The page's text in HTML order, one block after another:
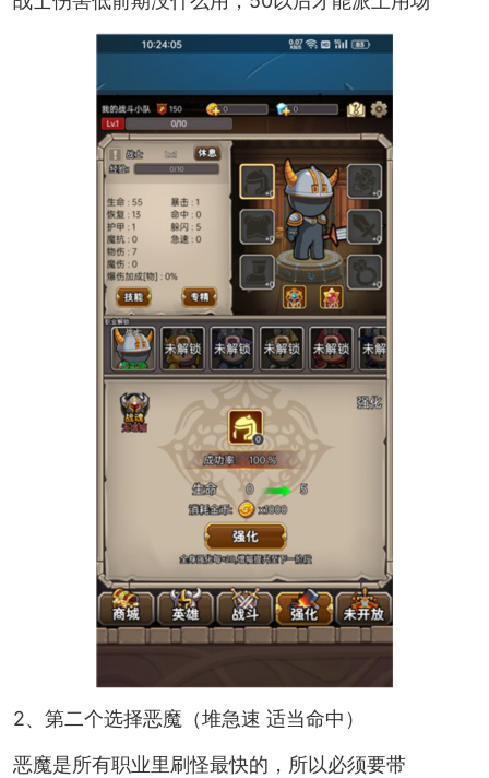
2、第二个选择恶魔（堆急速 适当命中）
恶魔是所有职业里刷怪最快的，所以必须要带